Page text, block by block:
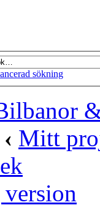
sökning
‹ Mitt